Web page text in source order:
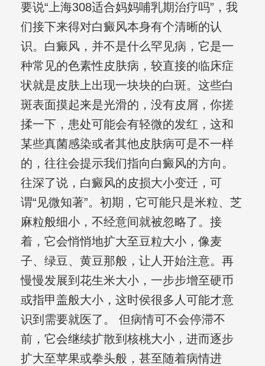
要说“上海308适合妈妈哺乳期治疗吗”，我
们接下来得对白癜风本身有个清晰的认
识。白癜风，并不是什么罕见病，它是一
种常见的色素性皮肤病，较直接的临床症
状就是皮肤上出现一块块的白斑。这些白
斑表面摸起来是光滑的，没有皮屑，你搓
揉一下，患处可能会有轻微的发红，这和
某些真菌感染或者其他皮肤病可是不一样
的，往往会提示我们指向白癜风的方向。
往深了说，白癜风的皮损大小变迁，可
谓“见微知著”。初期，它可能只是米粒、芝
麻粒般细小，不经意间就被忽略了。接
着，它会悄悄地扩大至豆粒大小，像麦
子、绿豆、黄豆那般，让人开始注意。再
慢慢发展到花生米大小，一步步增至硬币
或指甲盖般大小，这时侯很多人可能才意
识到需要就医了。 但病情可不会停滞不
前，它会继续扩散到核桃大小，进而逐步
扩大至苹果或拳头般，甚至随着病情进